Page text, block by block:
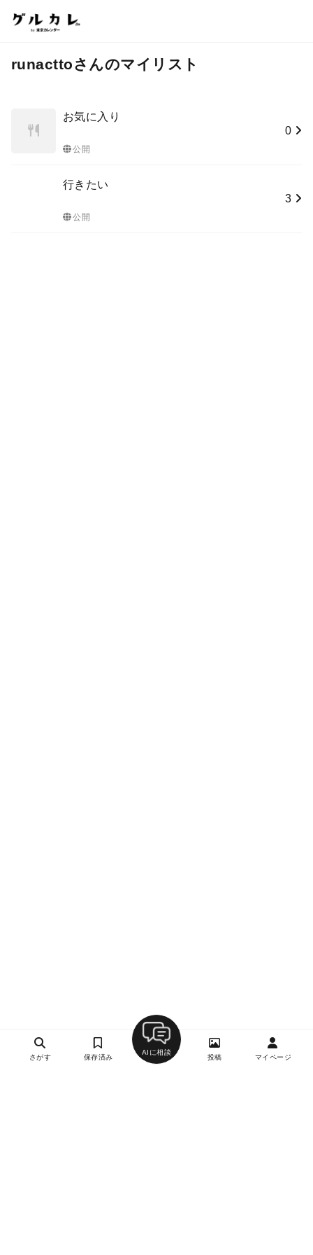
runacttoさんのマイリスト
お気に入り
公開
0
行きたい
公開
3
さがす 保存済み
AIに相談
投稿 マイページ